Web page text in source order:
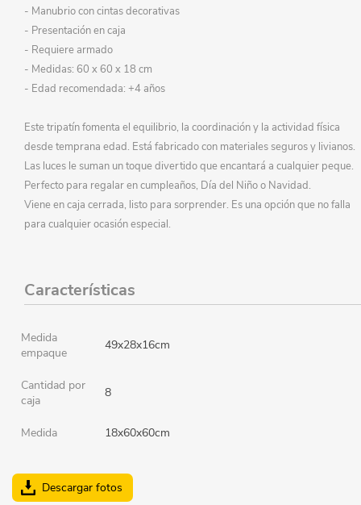
- Manubrio con cintas decorativas
- Presentación en caja
- Requiere armado
- Medidas: 60 x 60 x 18 cm
- Edad recomendada: +4 años
Este tripatín fomenta el equilibrio, la coordinación y la actividad física
desde temprana edad. Está fabricado con materiales seguros y livianos.
Las luces le suman un toque divertido que encantará a cualquier peque.
Perfecto para regalar en cumpleaños, Día del Niño o Navidad.
Viene en caja cerrada, listo para sorprender. Es una opción que no falla
para cualquier ocasión especial.
Características
Medida
empaque
49x28x16cm
Cantidad por
caja
8
Medida 18x60x60cm
Descargar fotos